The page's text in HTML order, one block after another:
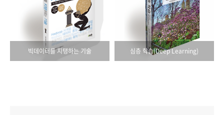
빅데이터를 지탱하는 기술 심층 학습(Deep Learning)